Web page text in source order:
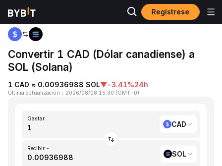
Regístrese
Inicio CAD to SOL
Convertir 1 CAD (Dólar canadiense) a
SOL (Solana)
1 CAD ≈ 0.00936988 SOL▼-3.41%24h
Última actualización ： 2026/08/08 15:30 (GMT+0)
Gastar
CAD
Recibir ~
SOL